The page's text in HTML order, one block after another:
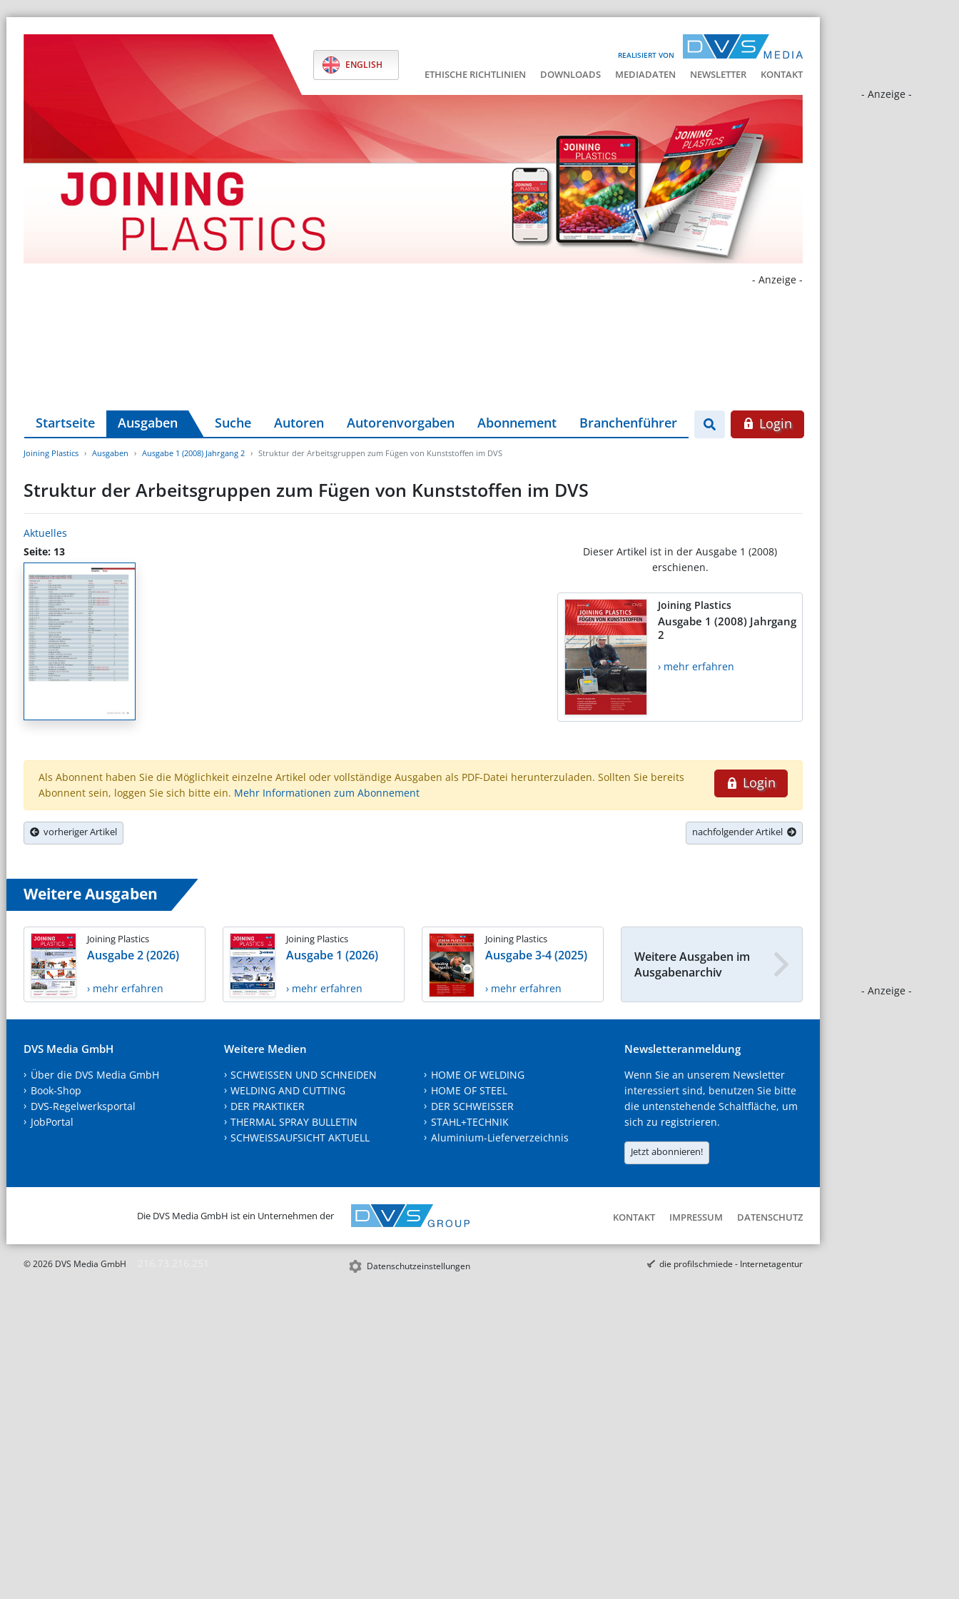
REALISIERT VON
ENGLISH
ETHISCHE RICHTLINIEN DOWNLOADS MEDIADATEN NEWSLETTER KONTAKT
- Anzeige -
- Anzeige -
- Anzeige -
Startseite Ausgaben Suche Autoren Autorenvorgaben Abonnement Branchenführer Login
Joining Plastics Ausgaben Ausgabe 1 (2008) Jahrgang 2 Struktur der Arbeitsgruppen zum Fügen von Kunststoffen im DVS
Struktur der Arbeitsgruppen zum Fügen von Kunststoffen im DVS
Aktuelles
Seite: 13
Dieser Artikel ist in der Ausgabe 1 (2008)
erschienen.
Joining Plastics
Ausgabe 1 (2008) Jahrgang
2
› mehr erfahren
Login
Als Abonnent haben Sie die Möglichkeit einzelne Artikel oder vollständige Ausgaben als PDF-Datei herunterzuladen. Sollten Sie bereits
Abonnent sein, loggen Sie sich bitte ein. Mehr Informationen zum Abonnement
vorheriger Artikel nachfolgender Artikel
Weitere Ausgaben
Joining Plastics
Ausgabe 2 (2026)
› mehr erfahren
Joining Plastics
Ausgabe 1 (2026)
› mehr erfahren
Joining Plastics
Ausgabe 3-4 (2025)
› mehr erfahren
Weitere Ausgaben im
Ausgabenarchiv
DVS Media GmbH
Über die DVS Media GmbH
Book-Shop
DVS-Regelwerksportal
JobPortal
Weitere Medien
SCHWEISSEN UND SCHNEIDEN
WELDING AND CUTTING
DER PRAKTIKER
THERMAL SPRAY BULLETIN
SCHWEISSAUFSICHT AKTUELL
HOME OF WELDING
HOME OF STEEL
DER SCHWEISSER
STAHL+TECHNIK
Aluminium-Lieferverzeichnis
Newsletteranmeldung
Wenn Sie an unserem Newsletter
interessiert sind, benutzen Sie bitte
die untenstehende Schaltfläche, um
sich zu registrieren.
Jetzt abonnieren!
Die DVS Media GmbH ist ein Unternehmen der KONTAKT IMPRESSUM DATENSCHUTZ
© 2026 DVS Media GmbH Datenschutzeinstellungen die profilschmiede - Internetagentur